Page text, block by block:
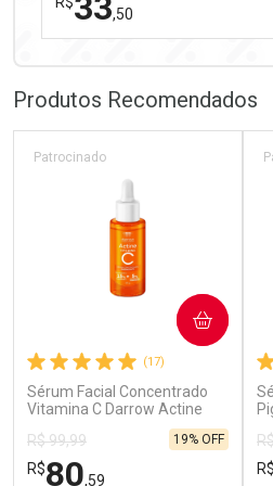
,50
Laboratório
Ativar Desconto
Comprar sem Desconto
Por Menos
Comprar sem Desconto
Produtos Recomendados
(17)
Sérum Facial Concentrado
Vitamina C Darrow Actine
Patrocinado
R$ 99,99
R$80,59
19% OFF
COMPRAR
R$